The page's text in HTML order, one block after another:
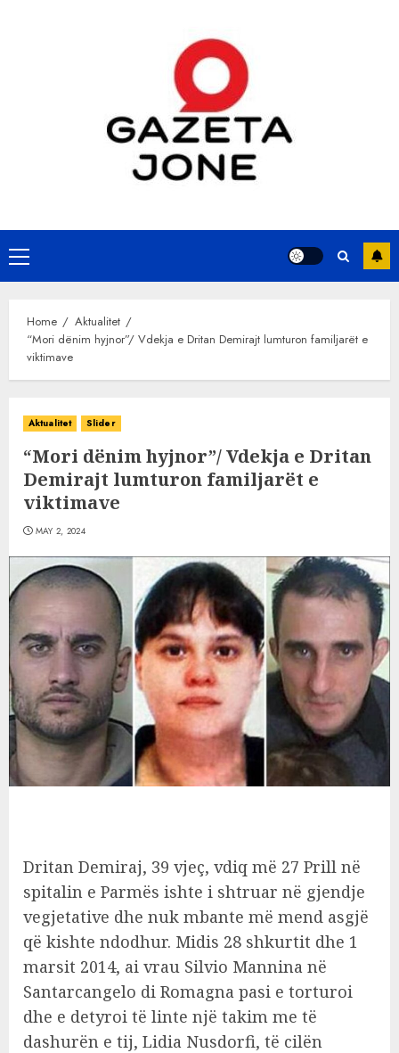
Primary
Menu
Home
Aktualitet
“Mori dënim hyjnor”/ Vdekja e Dritan Demirajt lumturon familjarët e
viktimave
Aktualitet Slider
“Mori dënim hyjnor”/ Vdekja e Dritan
Demirajt lumturon familjarët e
viktimave
MAY 2, 2024
Dritan Demiraj, 39 vjeç, vdiq më 27 Prill në
spitalin e Parmës ishte i shtruar në gjendje
vegjetative dhe nuk mbante më mend asgjë
që kishte ndodhur. Midis 28 shkurtit dhe 1
marsit 2014, ai vrau Silvio Mannina në
Santarcangelo di Romagna pasi e torturoi
dhe e detyroi të linte një takim me të
dashurën e tij, Lidia Nusdorfi, të cilën